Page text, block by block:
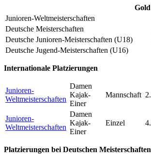
Gold
Junioren-Weltmeisterschaften
Deutsche Meisterschaften
Deutsche Junioren-Meisterschaften (U18)
Deutsche Jugend-Meisterschaften (U16)
Internationale Platzierungen
Junioren-
Weltmeisterschaften
Damen
Kajak-
Einer
Mannschaft 2.
Junioren-
Weltmeisterschaften
Damen
Kajak-
Einer
Einzel 4.
Platzierungen bei Deutschen Meisterschaften